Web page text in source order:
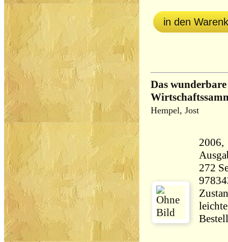
in den
Das wunderbare
Hempel, Jost
2006,
272 Seiten